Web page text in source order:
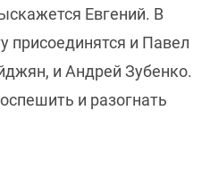
Евгений. В
присоединятся и Павел
и Андрей Зубенко.
и разогнать